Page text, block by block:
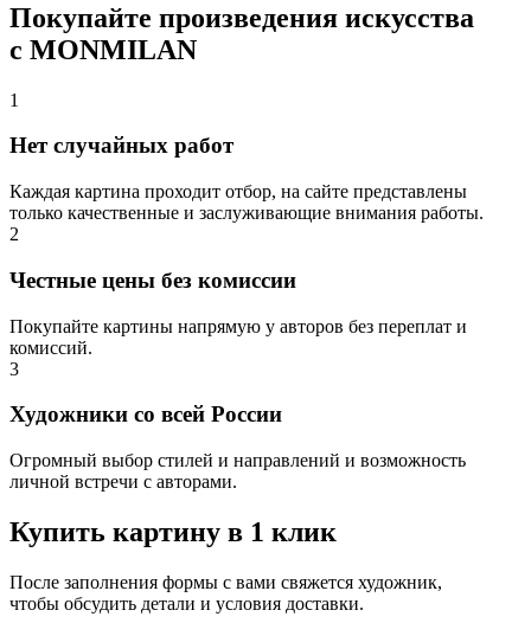
Покупайте произведения искусства
с MONMILAN
1
Нет случайных работ
Каждая картина проходит отбор, на сайте представлены
только качественные и заслуживающие внимания работы.
2
Честные цены без комиссии
Покупайте картины напрямую у авторов без переплат и
комиссий.
3
Художники со всей России
Огромный выбор стилей и направлений и возможность
личной встречи с авторами.
Купить картину в 1 клик
После заполнения формы с вами свяжется художник,
чтобы обсудить детали и условия доставки.